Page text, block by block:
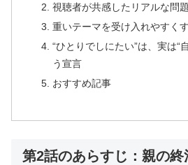
視聴者が共感したリアルな問
重いテーマを受け入れやすく
“ひとりでしにたい”は、実は“
う宣言
おすすめ記事
第2話のあらすじ：親の終